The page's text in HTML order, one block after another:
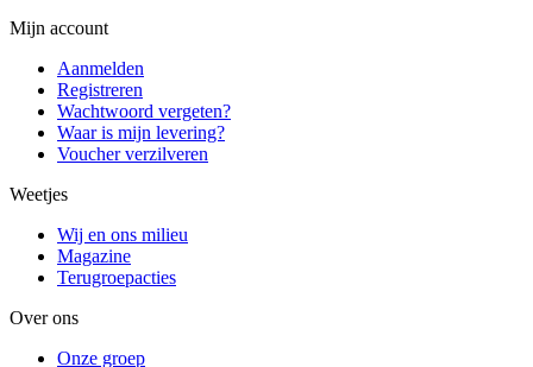
Mijn account
Aanmelden
Registreren
Wachtwoord vergeten?
Waar is mijn levering?
Voucher verzilveren
Weetjes
Wij en ons milieu
Magazine
Terugroepacties
Over ons
Onze groep